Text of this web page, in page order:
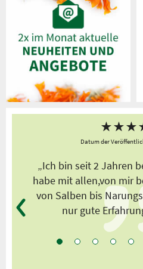
★★★
Datum der
„Ich bin seit 2 Jahren
habe mit allen,von mir
von Salben bis
nur gute